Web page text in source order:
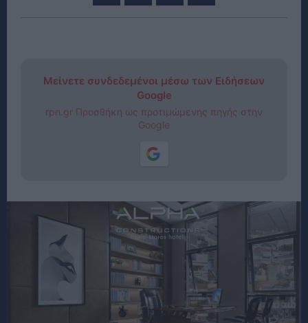
Μείνετε συνδεδεμένοι μέσω των Ειδήσεων
Google
rpn.gr Προσθήκη ως προτιμώμενης πηγής στην
Google